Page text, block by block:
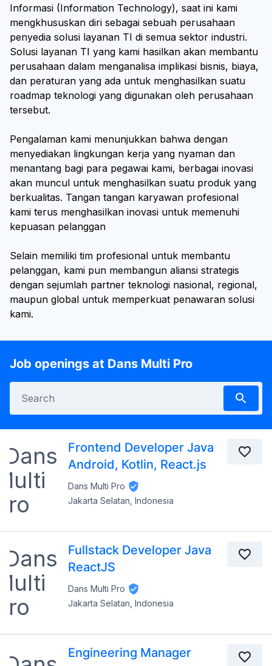
Informasi (Information Technology), saat ini kami
mengkhususkan diri sebagai sebuah perusahaan
penyedia solusi layanan TI di semua sektor industri.
Solusi layanan TI yang kami hasilkan akan membantu
perusahaan dalam menganalisa implikasi bisnis, biaya,
dan peraturan yang ada untuk menghasilkan suatu
roadmap teknologi yang digunakan oleh perusahaan
tersebut.
Pengalaman kami menunjukkan bahwa dengan
menyediakan lingkungan kerja yang nyaman dan
menantang bagi para pegawai kami, berbagai inovasi
akan muncul untuk menghasilkan suatu produk yang
berkualitas. Tangan tangan karyawan profesional
kami terus menghasilkan inovasi untuk memenuhi
kepuasan pelanggan
Selain memiliki tim profesional untuk membantu
pelanggan, kami pun membangun aliansi strategis
dengan sejumlah partner teknologi nasional, regional,
maupun global untuk memperkuat penawaran solusi
kami.
Job openings at Dans Multi Pro
Frontend Developer Java
Android, Kotlin, React.js
Dans Multi Pro
Jakarta Selatan, Indonesia
Fullstack Developer Java
ReactJS
Dans Multi Pro
Jakarta Selatan, Indonesia
Engineering Manager